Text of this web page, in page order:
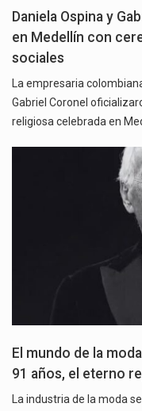
Daniela Ospina y
en Medellín con
sociales
La empresaria
Gabriel Coronel
religiosa celebrada en
El mundo de la
91 años, el eterno
La industria de la moda